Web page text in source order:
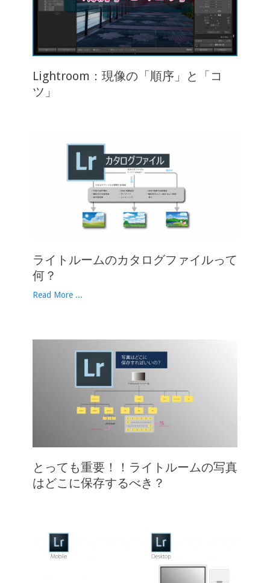
Lightroom：現像の「順序」と「コ
ツ」
ライトルームのカタログファイルって
何？
Read More ...
とっても重要！！ライトルームの写真
はどこに保存するべき？